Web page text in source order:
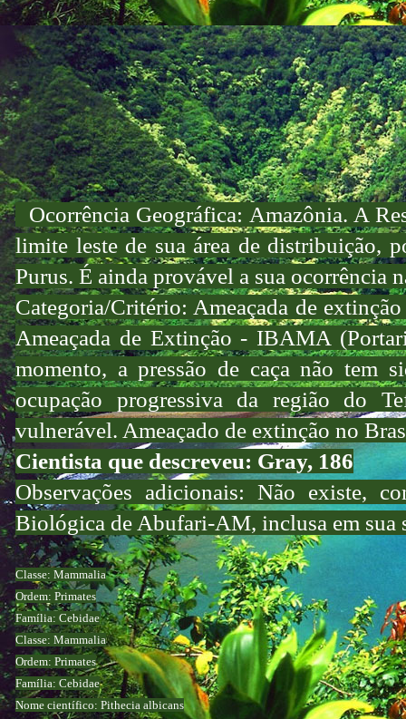
Ocorrência Geográfica: Amazônia. A
limite leste de sua área de distribuição,
Purus. É ainda provável a sua ocorrência
Categoria/Critério: Ameaçada de
Ameaçada de Extinção - IBAMA
momento, a pressão de caça não tem
ocupação progressiva da região do
vulnerável. Ameaçado de extinção no
Cientista que descreveu: Gray, 186
Observações adicionais: Não existe,
Biológica de Abufari-AM, inclusa em sua
Classe: Mammalia
Ordem: Primates
Família: Cebidae
Classe: Mammalia
Ordem: Primates
Família: Cebidae
Nome científico: Pithecia albicans